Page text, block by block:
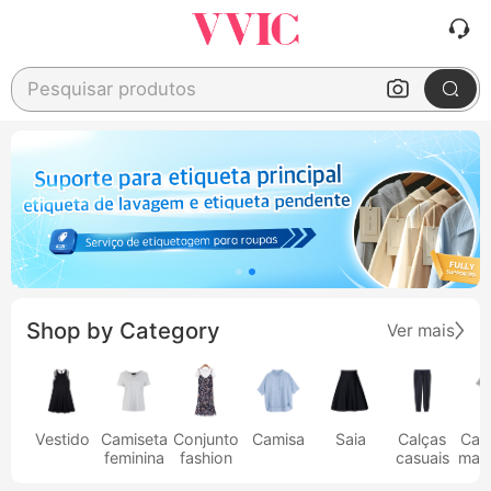
Pesquisar produtos
Shop by Category Ver mais
Vestido
Camiseta
feminina
Conjunto
fashion
Camisa Saia
Calças
casuais